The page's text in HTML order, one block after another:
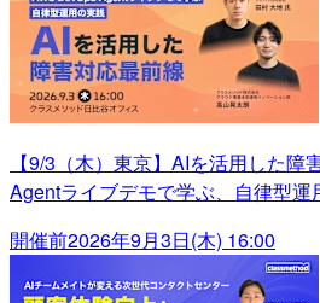
【9/3（木）東京】AIを活用した障
Agentライブデモで学ぶ、自律型運
開催前2026年9月3日(木) 16:00